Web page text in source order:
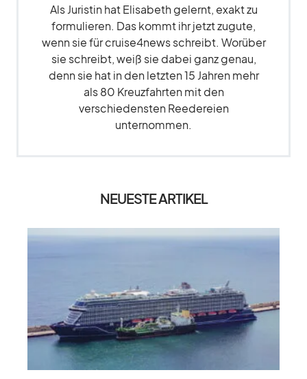
Als Juristin hat Elisabeth gelernt, exakt zu
formulieren. Das kommt ihr jetzt zugute,
wenn sie für cruise4news schreibt. Worüber
sie schreibt, weiß sie dabei ganz genau,
denn sie hat in den letzten 15 Jahren mehr
als 80 Kreuzfahrten mit den
verschiedensten Reedereien
unternommen.
NEUESTE ARTIKEL